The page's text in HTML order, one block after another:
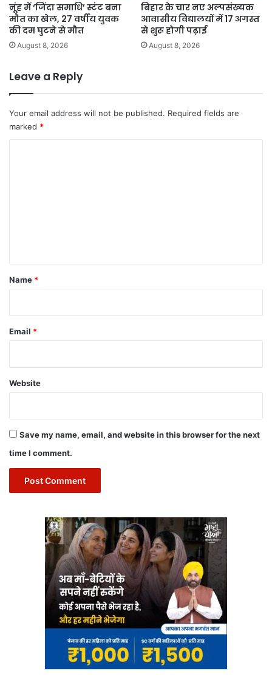
नूंह में ‘जिंदा समाधि’ स्टंट बना
मौत का खेल, 27 वर्षीय युवक
की दम घुटने से मौत
August 8, 2026
बिहार के चार नए अल्पसंख्यक
आवासीय विद्यालयों में 17 अगस्त
से शुरू होगी पढ़ाई
August 8, 2026
Leave a Reply
Your email address will not be published. Required fields are
marked *
*
Name *
Email *
Website
Save my name, email, and website in this browser for the next
time I comment.